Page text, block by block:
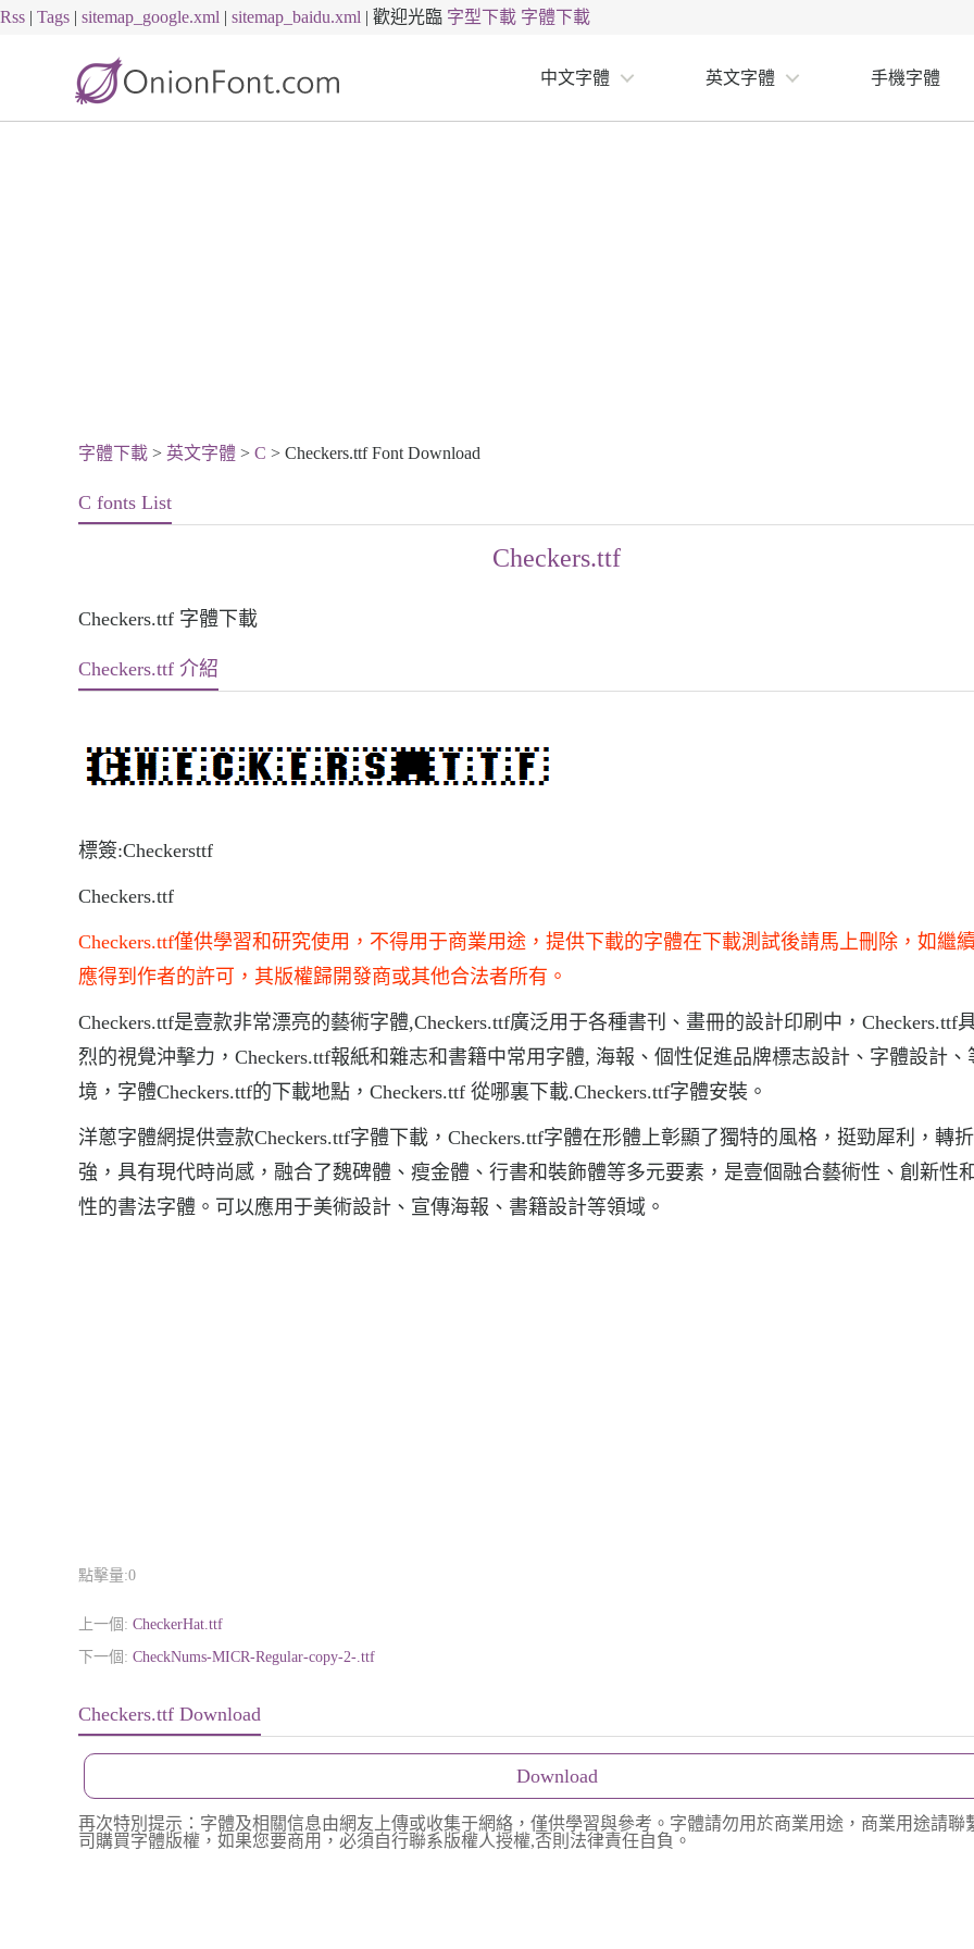
Rss | Tags | sitemap_google.xml | sitemap_baidu.xml | 歡迎光臨 字型下載 字體下載
中文字體 英文字體 手機字體
字體下載 > 英文字體 > C > Checkers.ttf Font Download
C fonts List
Checkers.ttf
Checkers.ttf 字體下載
Checkers.ttf 介紹
標簽:Checkersttf
Checkers.ttf
Checkers.ttf僅供學習和研究使用，不得用于商業用途，提供下載的字體在下載測試後請馬上刪除，如繼
應得到作者的許可，其版權歸開發商或其他合法者所有。
Checkers.ttf是壹款非常漂亮的藝術字體,Checkers.ttf廣泛用于各種書刊、畫冊的設計印刷中，Checkers.ttf
烈的視覺沖擊力，Checkers.ttf報紙和雜志和書籍中常用字體, 海報、個性促進品牌標志設計、字體設計、
境，字體Checkers.ttf的下載地點，Checkers.ttf 從哪裏下載.Checkers.ttf字體安裝。
洋蔥字體網提供壹款Checkers.ttf字體下載，Checkers.ttf字體在形體上彰顯了獨特的風格，挺勁犀利，轉
強，具有現代時尚感，融合了魏碑體、瘦金體、行書和裝飾體等多元要素，是壹個融合藝術性、創新性
性的書法字體。可以應用于美術設計、宣傳海報、書籍設計等領域。
點擊量:0
上一個: CheckerHat.ttf
下一個: CheckNums-MICR-Regular-copy-2-.ttf
Checkers.ttf Download
Download
再次特別提示：字體及相關信息由網友上傳或收集于網絡，僅供學習與參考。字體請勿用於商業用途，商業用途請聯
司購買字體版權，如果您要商用，必須自行聯系版權人授權,否則法律責任自負。